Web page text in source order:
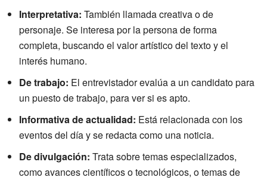
Interpretativa: También llamada creativa o de
personaje. Se interesa por la persona de forma
completa, buscando el valor artístico del texto y el
interés humano.
De trabajo: El entrevistador evalúa a un candidato para
un puesto de trabajo, para ver si es apto.
Informativa de actualidad: Está relacionada con los
eventos del día y se redacta como una noticia.
De divulgación: Trata sobre temas especializados,
como avances científicos o tecnológicos, o temas de